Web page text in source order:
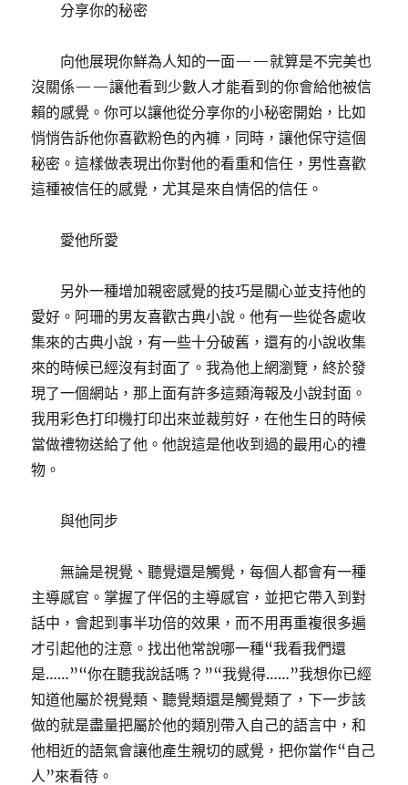
分享你的秘密
向他展現你鮮為人知的一面——就算是不完美也
沒關係——讓他看到少數人才能看到的你會給他被信
賴的感覺。你可以讓他從分享你的小秘密開始，比如
悄悄告訴他你喜歡粉色的內褲，同時，讓他保守這個
秘密。這樣做表現出你對他的看重和信任，男性喜歡
這種被信任的感覺，尤其是來自情侶的信任。
愛他所愛
另外一種增加親密感覺的技巧是關心並支持他的
愛好。阿珊的男友喜歡古典小說。他有一些從各處收
集來的古典小說，有一些十分破舊，還有的小說收集
來的時候已經沒有封面了。我為他上網瀏覽，終於發
現了一個網站，那上面有許多這類海報及小說封面。
我用彩色打印機打印出來並裁剪好，在他生日的時候
當做禮物送給了他。他說這是他收到過的最用心的禮
物。
與他同步
無論是視覺、聽覺還是觸覺，每個人都會有一種
主導感官。掌握了伴侶的主導感官，並把它帶入到對
話中，會起到事半功倍的效果，而不用再重複很多遍
才引起他的注意。找出他常說哪一種“我看我們還
是……”“你在聽我說話嗎？”“我覺得……”我想你已經
知道他屬於視覺類、聽覺類還是觸覺類了，下一步該
做的就是盡量把屬於他的類別帶入自己的語言中，和
他相近的語氣會讓他產生親切的感覺，把你當作“自己
人”來看待。